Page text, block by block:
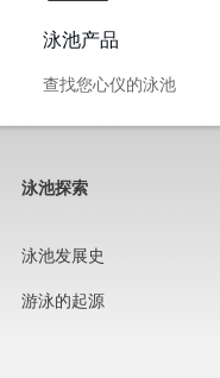
泳池产品
查找您心仪的泳池
泳池探索
泳池发展史
游泳的起源